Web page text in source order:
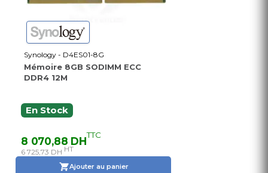
Synology - D4ES01-8G
Mémoire 8GB SODIMM ECC
DDR4 12M
En Stock
8 070,88 DHTTC
6 725,73 DH HT
Ajouter au panier